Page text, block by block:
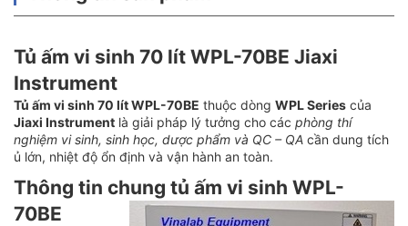
Tủ ấm vi sinh 70 lít WPL-70BE Jiaxi
Instrument
Tủ ấm vi sinh 70 lít WPL-70BE thuộc dòng WPL Series của
Jiaxi Instrument là giải pháp lý tưởng cho các phòng thí
nghiệm vi sinh, sinh học, dược phẩm và QC – QA cần dung tích
ủ lớn, nhiệt độ ổn định và vận hành an toàn.
Thông tin chung tủ ấm vi sinh WPL-
70BE